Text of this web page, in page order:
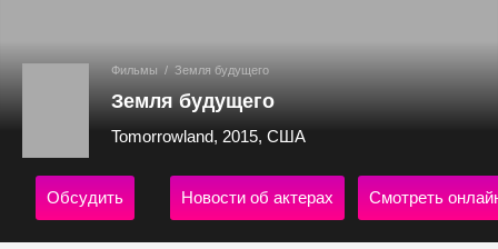
Фильмы / Земля будущего
Земля будущего
Tomorrowland, 2015, США
Обсудить Новости об актерах Смотреть